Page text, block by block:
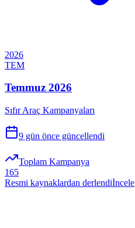
2026
TEM
Temmuz 2026
Sıfır Araç Kampanyaları
9 gün önce güncellendi
Toplam Kampanya
165
Resmi kaynaklardan derlendiİncele